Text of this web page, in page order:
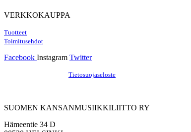
VERKKOKAUPPA
Tuotteet
Toimitusehdot
Facebook Instagram Twitter
Tietosuojaseloste
SUOMEN KANSANMUSIIKKILIITTO RY
Hämeentie 34 D